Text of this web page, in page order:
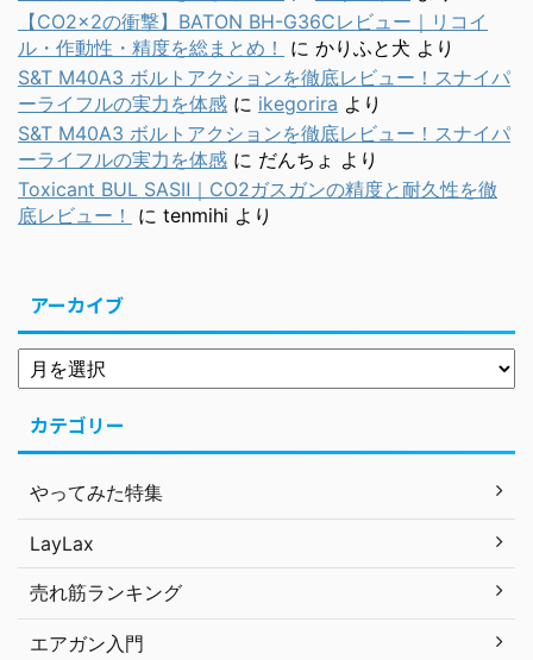
【CO2×2の衝撃】BATON BH-G36Cレビュー｜リコイ
ル・作動性・精度を総まとめ！
に かりふと犬 より
S&T M40A3 ボルトアクションを徹底レビュー！スナイパ
ーライフルの実力を体感 に ikegorira より
S&T M40A3 ボルトアクションを徹底レビュー！スナイパ
ーライフルの実力を体感 に だんちょ より
Toxicant BUL SASⅡ｜CO2ガスガンの精度と耐久性を徹
底レビュー！
に tenmihi より
アーカイブ
カテゴリー
やってみた特集
LayLax
売れ筋ランキング
エアガン入門